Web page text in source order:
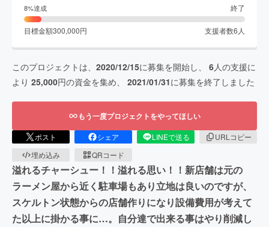
8%達成 終了
目標金額300,000円 支援者数6 人
このプロジェクトは、 2020/12/15に募集を開始し、 6人の支援に
より 25,000円の資金を集め、 2021/01/31に募集を終了しました
もう一度プロジェクトをやってほしい
ポスト シェア LINEで送る
URLコピー
埋め込み
QRコード
溢れるチャーシュー！！溢れる思い！！新店舗は元の
ラーメン屋から近く駐車場もあり立地は良いのですが、
スケルトン状態からの店舗作りになり設備費用が考えて
た以上に掛かる事に…。自分達で出来る事はやり削減し